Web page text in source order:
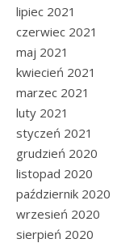
lipiec 2021
czerwiec 2021
maj 2021
kwiecień 2021
marzec 2021
luty 2021
styczeń 2021
grudzień 2020
listopad 2020
październik 2020
wrzesień 2020
sierpień 2020